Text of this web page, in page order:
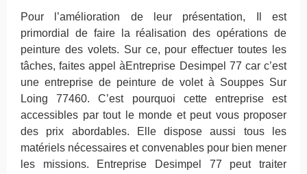
Pour l’amélioration de leur présentation, Il est
primordial de faire la réalisation des opérations de
peinture des volets. Sur ce, pour effectuer toutes les
tâches, faites appel àEntreprise Desimpel 77 car c’est
une entreprise de peinture de volet à Souppes Sur
Loing 77460. C’est pourquoi cette entreprise est
accessibles par tout le monde et peut vous proposer
des prix abordables. Elle dispose aussi tous les
matériels nécessaires et convenables pour bien mener
les missions. Entreprise Desimpel 77 peut traiter